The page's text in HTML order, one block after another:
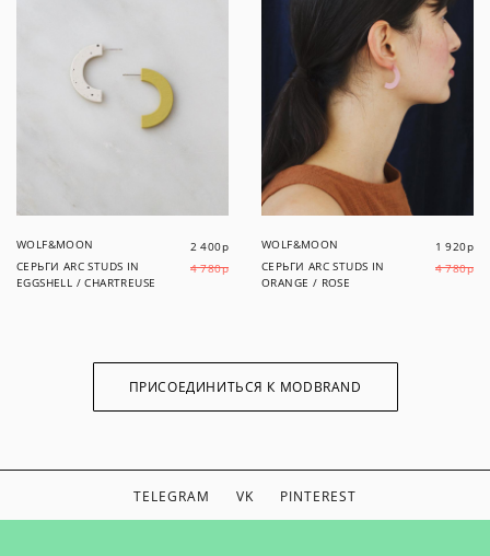
WOLF&MOON 2 400р
СЕРЬГИ ARC STUDS IN
EGGSHELL / CHARTREUSE
4 780р
WOLF&MOON 1 920р
СЕРЬГИ ARC STUDS IN
ORANGE / ROSE
4 780р
ПРИСОЕДИНИТЬСЯ К MODBRAND
TELEGRAM VK PINTEREST